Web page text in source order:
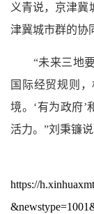
义青说，京津冀
津冀城市群的协
“未来三地要
国际经贸规则
境。‘有为政府’
活力。”刘秉镰
原
https://